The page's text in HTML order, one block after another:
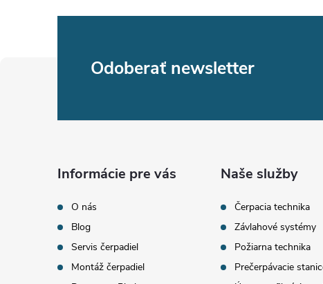
Odoberať newsletter
Informácie pre vás
O nás
Blog
Servis čerpadiel
Montáž čerpadiel
Naše služby
Čerpacia technika
Závlahové systémy
Požiarna technika
Prečerpávacie